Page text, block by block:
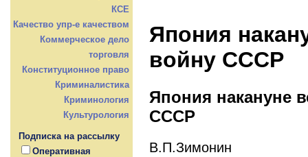
КСЕ
Качество упр-е качеством
Коммерческое дело
торговля
Конституционное право
Криминалистика
Криминология
Культурология
Подписка на рассылку
Оперативная
Япония
войну СССР
Япония накануне
СССР
В.П.Зимонин